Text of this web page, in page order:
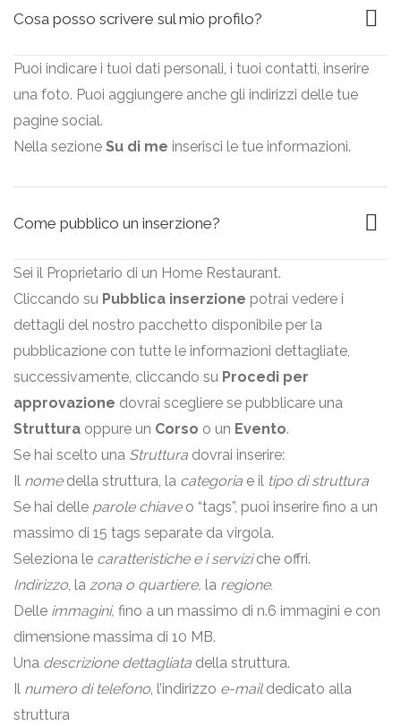
Cosa posso scrivere sul mio profilo?
Puoi indicare i tuoi dati personali, i tuoi contatti, inserire
una foto. Puoi aggiungere anche gli indirizzi delle tue
pagine social.
Nella sezione Su di me inserisci le tue informazioni.
Come pubblico un inserzione?
Sei il Proprietario di un Home Restaurant.
Cliccando su Pubblica inserzione potrai vedere i
dettagli del nostro pacchetto disponibile per la
pubblicazione con tutte le informazioni dettagliate,
successivamente, cliccando su Procedi per
approvazione dovrai scegliere se pubblicare una
Struttura oppure un Corso o un Evento.
Se hai scelto una Struttura dovrai inserire:
Il nomedella struttura, la categoria e il tipo di struttura
Se hai delle parole chiaveo “tags”, puoi inserire fino a un
massimo di 15 tags separate da virgola.
Seleziona le caratteristiche e i serviziche offri.
Indirizzo, la zona o quartiere, la regione.
Delle immagini, fino a un massimo di n.6 immagini e con
dimensione massima di 10 MB.
Una descrizione dettagliata della struttura.
Il numero di telefono, l’indirizzo e-mail dedicato alla
struttura